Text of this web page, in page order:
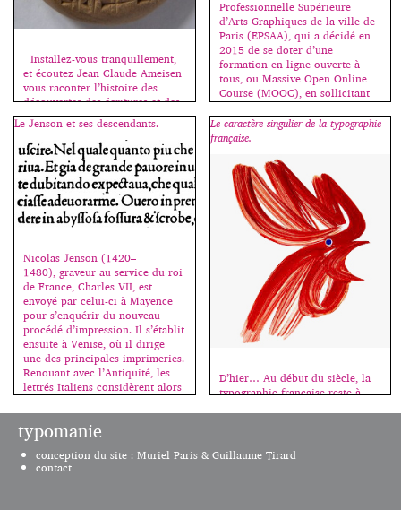
d’ouvrages sortent chaque
année, assez peu sont
importants. Et c’est sur ceux-là
que […]
Installez-vous tranquillement,
et écoutez Jean Claude Ameisen
vous raconter l’histoire des
découvertes des écritures et des
langues antiques, de la Perse à
la Crète :
http://www.franceinter.fr/emissi
on-sur-les-epaules-de-darwin,
émission de ce jour, samedi 6
juin. Sources images : Wikipedia.
Professionnelle Supérieure
d’Arts Graphiques de la ville de
Paris (EPSAA), qui a décidé en
2015 de se doter d’une
formation en ligne ouverte à
tous, ou Massive Open Online
Course (MOOC), en sollicitant
les compétences et en exploitant
les ressources dédiées à
l’enseignement des médias
digitaux. Ainsi le MOOC de
l’EPSAA Ville de Paris […]
Le Jenson et ses descendants.
Nicolas Jenson (1420–
1480), graveur au service du roi
de France, Charles VII, est
envoyé par celui-ci à Mayence
pour s’enquérir du nouveau
procédé d’impression. Il s’établit
ensuite à Venise, où il dirige
une des principales imprimeries.
Renouant avec l’Antiquité, les
lettrés Italiens considèrent alors
les lettres lapidaires romaines
comme le dessin idéal des
capitales; la minuscule
carolingienne, influencée par les
[…]
Le caractère singulier de la typographie
française.
D’hier… Au début du siècle, la
typographie française reste à
recherches plus traditionnelles
de dessinateurs travaillant pour
typomanie
conception du site : Muriel Paris & Guillaume Tirard
contact